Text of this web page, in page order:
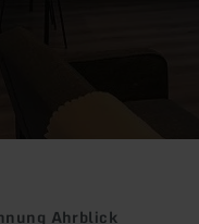
Ahrblick